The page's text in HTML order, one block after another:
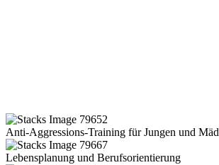
Anti-Aggressions-Training für Jungen und
Lebensplanung und Berufsorientierung